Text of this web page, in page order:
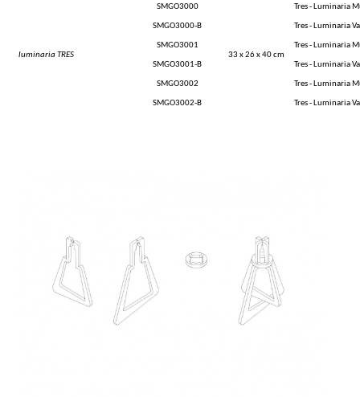
luminaria TRES
SMGO3000
33 x 26 x 40 cm
Tres - Luminaria
SMGO3000-B Tres - Luminaria
SMGO3001 Tres - Luminaria
SMGO3001-B Tres - Luminaria
SMGO3002 Tres - Luminaria
SMGO3002-B Tres - Luminaria